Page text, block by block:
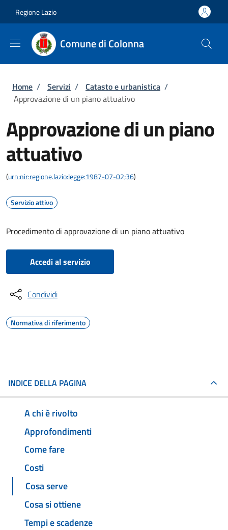
Regione Lazio
Comune di Colonna
Briciole di pane
Home / Servizi / Catasto e urbanistica /
Approvazione di un piano attuativo
Approvazione di un piano
attuativo
(urn:nir:regione.lazio:legge:1987-07-02;36)
Servizio attivo
Procedimento di approvazione di un piano attuativo
Accedi al servizio
Condividi
Normativa di riferimento
INDICE DELLA PAGINA
A chi è rivolto
Approfondimenti
Come fare
Costi
Cosa serve
Cosa si ottiene
Tempi e scadenze